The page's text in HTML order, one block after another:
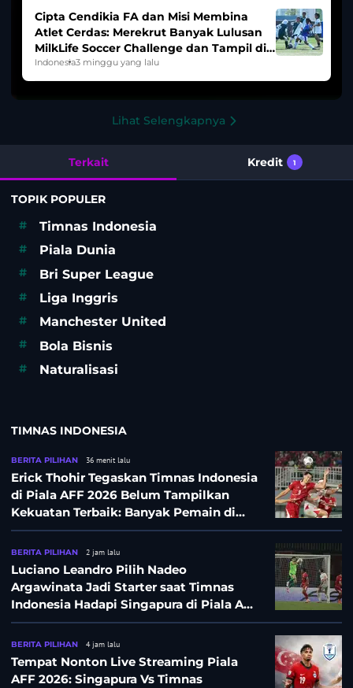
Cipta Cendikia FA dan Misi Membina
Atlet Cerdas: Merekrut Banyak Lulusan
MilkLife Soccer Challenge dan Tampil di
HYDROPLUS Soccer League
Indonesia3 minggu yang lalu
Lihat Selengkapnya
Terkait Kredit 1
TOPIK POPULER
#
Timnas Indonesia
# Piala Dunia
# Bri Super League
# Liga Inggris
# Manchester United
# Bola Bisnis
# Naturalisasi
TIMNAS INDONESIA
BERITA PILIHAN 36 menit lalu
Erick Thohir Tegaskan Timnas Indonesia
di Piala AFF 2026 Belum Tampilkan
Kekuatan Terbaik: Banyak Pemain di
Eropa Tidak Bisa Berpartisipasi
BERITA PILIHAN 2 jam lalu
Luciano Leandro Pilih Nadeo
Argawinata Jadi Starter saat Timnas
Indonesia Hadapi Singapura di Piala AFF
2026: Pengalaman Jadi Kunci
BERITA PILIHAN 4 jam lalu
Tempat Nonton Live Streaming Piala
AFF 2026: Singapura Vs Timnas